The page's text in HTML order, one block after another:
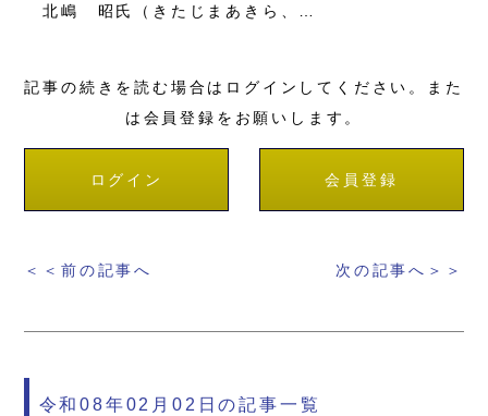
北嶋 昭氏（きたじまあきら、…
記事の続きを読む場合はログインしてください。また
は会員登録をお願いします。
ログイン 会員登録
＜＜前の記事へ 次の記事へ＞＞
令和08年02月02日の記事一覧